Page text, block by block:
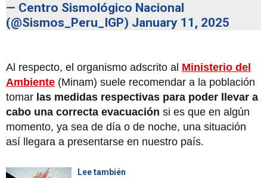
— Centro Sismológico Nacional
(@Sismos_Peru_IGP) January 11, 2025
Al respecto, el organismo adscrito al Ministerio del
Ambiente (Minam) suele recomendar a la población
tomar las medidas respectivas para poder llevar a
cabo una correcta evacuación si es que en algún
momento, ya sea de día o de noche, una situación
así llegara a presentarse en nuestro país.
Lee también